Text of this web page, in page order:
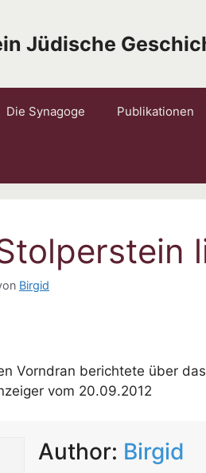
Jüdische
Die Synagoge Publikationen
Birgid
Vorndran berichtete über
vom 20.09.2012
Author: Birgid